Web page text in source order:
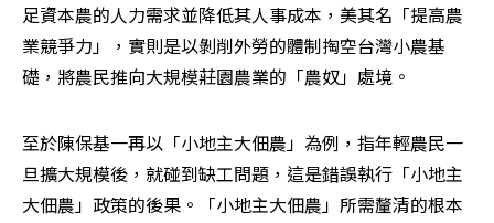
足資本農的人力需求並降低其人事成本，美其名「提高農
業競爭力」，實則是以剝削外勞的體制掏空台灣小農基
礎，將農民推向大規模莊園農業的「農奴」處境。
至於陳保基一再以「小地主大佃農」為例，指年輕農民一
旦擴大規模後，就碰到缺工問題，這是錯誤執行「小地主
大佃農」政策的後果。「小地主大佃農」所需釐清的根本